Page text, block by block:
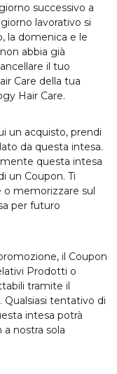
successivo a
lavorativo si
la domenica e le
abbia già
il tuo
Care della tua
Hair Care.
un acquisto, prendi
da questa intesa.
questa intesa
un Coupon. Ti
o memorizzare sul
per futuro
il Coupon
Prodotti o
tramite il
Qualsiasi tentativo di
intesa potrà
nostra sola